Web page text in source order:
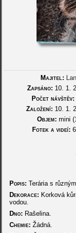
Majitel:
Zapsáno: 10. 1.
Počet návštěv:
Založení: 10. 1.
Objem: mini
Fotek a videí:
Popis: Terária s
Dekorace: Korková
vodou.
Dno: Rašelina.
Chemie: Žádná.